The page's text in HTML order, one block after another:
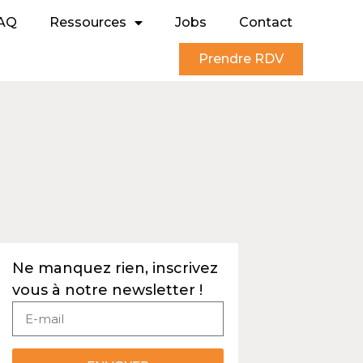
Ressources Jobs Contact
Prendre RDV
Ne manquez rien, inscrivez
vous à notre newsletter !